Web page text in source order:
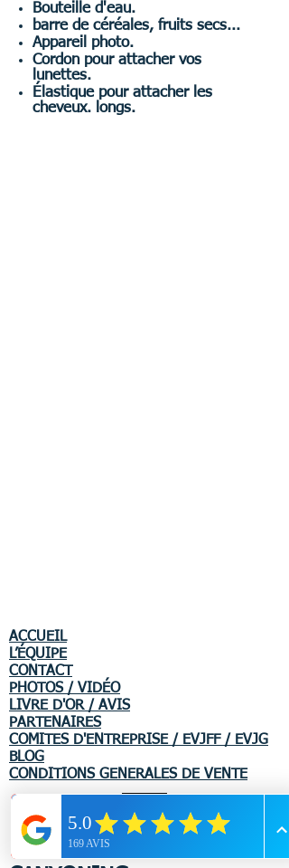
Bouteille d'eau.
barre de céréales, fruits secs...
Appareil photo.
Cordon pour attacher vos
lunettes.
Élastique pour attacher les
cheveux. longs.
ACCUEIL
L’ÉQUIPE
CONTACT
PHOTOS / VIDÉO
LIVRE D'OR / AVIS
PARTENAIRES
COMITES D'ENTREPRISE / EVJFF / EVJG
BLOG
CONDITIONS GENERALES DE VENTE